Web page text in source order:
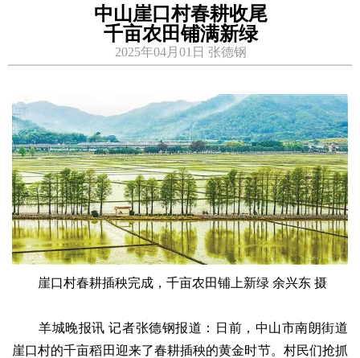
中山崖口村春耕收尾
千亩农田铺满新绿
2025年04月01日 张德钢
崖口村春耕插秧完成，千亩农田铺上新绿 余兴东 摄
羊城晚报讯 记者张德钢报道：日前，中山市南朗街道
崖口村的千亩稻田迎来了春耕插秧的黄金时节。村民们抢抓